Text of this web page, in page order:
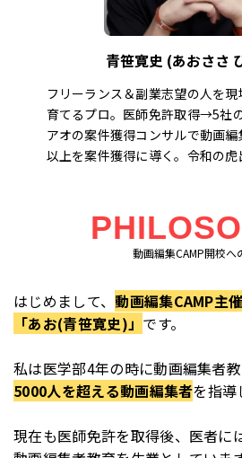
青笹寛史 (あおささ
フリーランス＆副業志望の人を
育てるプロ。医師免許取得→5社
アオの案件獲得コンサルで動画
以上を案件獲得に導く。令和の虎
動画編集CAMP開校へ
はじめまして、動画編集CAMP主
「あお(青笹寛史)」 です。
私は医学部4年の時に動画編集者
5000人を超える動画編集者を指導
現在も医師免許を取得後、医者に